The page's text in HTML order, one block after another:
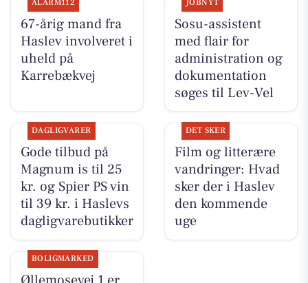
ALARM112
67-årig mand fra
Haslev involveret i
uheld på
Karrebækvej
JOBNYT
Sosu-assistent
med flair for
administration og
dokumentation
søges til Lev-Vel
DAGLIGVARER
Gode tilbud på
Magnum is til 25
kr. og Spier PS vin
til 39 kr. i Haslevs
dagligvarebutikker
DET SKER
Film og litterære
vandringer: Hvad
sker der i Haslev
den kommende
uge
BOLIGMARKED